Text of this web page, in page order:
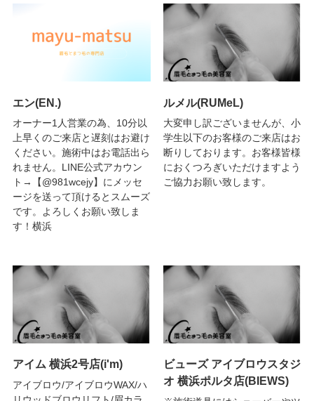
エン(EN.)
オーナー1人営業の為、10分以
上早くのご来店と遅刻はお避け
ください。施術中はお電話出ら
れません。LINE公式アカウン
ト→【@981wcejy】にメッセ
ージを送って頂けるとスムーズ
です。よろしくお願い致しま
す！横浜
ルメル(RUMeL)
大変申し訳ございませんが、小
学生以下のお客様のご来店はお
断りしております。お客様皆様
におくつろぎいただけますよう
ご協力お願い致します。
アイム 横浜2号店(i'm)
アイブロウ/アイブロウWAX/ハ
ビューズ アイブロウスタジ
オ 横浜ポルタ店(BIEWS)